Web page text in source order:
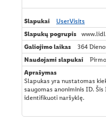
UserVisits
364
Slapukas yra nustatomas
saugomas anoniminis ID.
identifikuoti naršyklę.